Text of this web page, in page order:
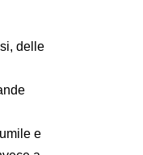
delle
e